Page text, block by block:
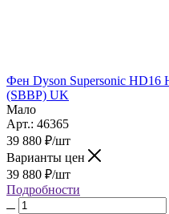
Фен Dyson Supersonic HD16
(SBBP) UK
Мало
Арт.: 46365
39 880 ₽/шт
Варианты цен
39 880 ₽/шт
Подробности